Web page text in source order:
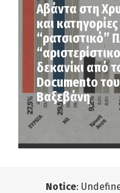
Αβάντα στη
και κατηγορίες
“ρατσιστικό”
δεκανίκι από
Documento του
Βαξεβάνη
Notice: